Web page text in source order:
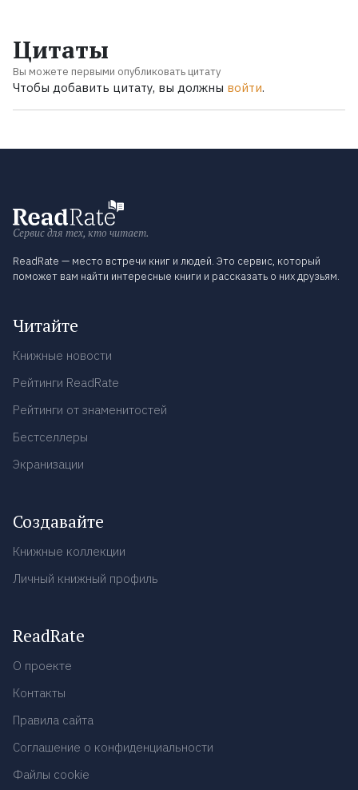
Цитаты
Вы можете первыми опубликовать цитату
Чтобы добавить цитату, вы должны войти.
Сервис для тех, кто читает.
ReadRate — место встречи книг и людей. Это сервис, который
поможет вам найти интересные книги и рассказать о них друзьям.
Читайте
Книжные новости
Рейтинги ReadRate
Рейтинги от знаменитостей
Бестселлеры
Экранизации
Создавайте
Книжные коллекции
Личный книжный профиль
ReadRate
О проекте
Контакты
Правила сайта
Соглашение о конфиденциальности
Файлы cookie